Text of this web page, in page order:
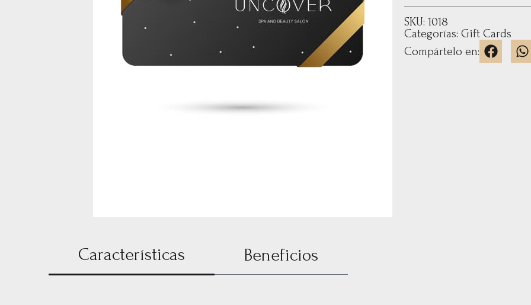
SKU: 1018
Categorías: Gift Cards
Compártelo en:
Características Beneficios